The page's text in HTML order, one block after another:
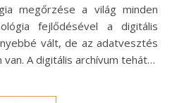
megőrzése a világ minden
fejlődésével a digitális
vált, de az adatvesztés
A digitális archívum tehát…